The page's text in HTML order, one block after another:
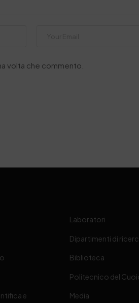
volta che commento.
e
Laboratori
Dipartimenti di
Biblioteca
Politecnico del
Media